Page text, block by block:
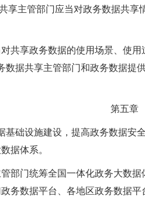
享主管部门应当对政务数据共享
共享政务数据的使用场景、使
数据共享主管部门和政务数据提
第五章
基础设施建设，提高政务数据安
据体系。
部门统筹全国一体化政务大数
务数据平台、各地区政务数据